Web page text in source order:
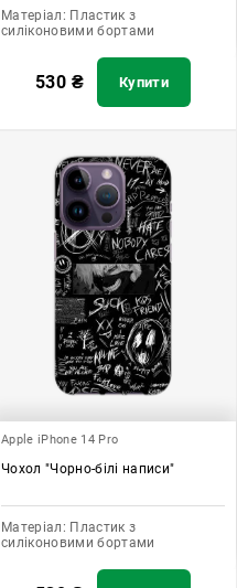
Матеріал: Пластик з
силіконовими бортами
530 ₴ Купити
Apple iPhone 14 Pro
Чохол "Чорно-білі написи"
Матеріал: Пластик з
силіконовими бортами